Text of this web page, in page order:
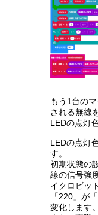
もう1台の
される無線
LEDの点灯
LEDの点灯
す。
初期状態の
線の信号強
イクロビッ
「220」が
変化します。